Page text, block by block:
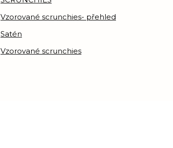
Vzorované scrunchies- přehled
Satén
Vzorované scrunchies